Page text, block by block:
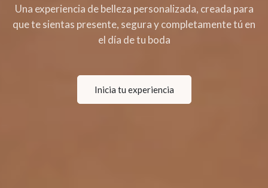
Una experiencia de belleza personalizada, creada para
que te sientas presente, segura y completamente tú en
el día de tu boda
Inicia tu experiencia